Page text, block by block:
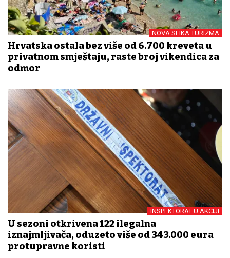
NOVA SLIKA TURIZMA
Hrvatska ostala bez više od 6.700 kreveta u
privatnom smještaju, raste broj vikendica za
odmor
INSPEKTORAT U AKCIJI
U sezoni otkrivena 122 ilegalna
iznajmljivača, oduzeto više od 343.000 eura
protupravne koristi